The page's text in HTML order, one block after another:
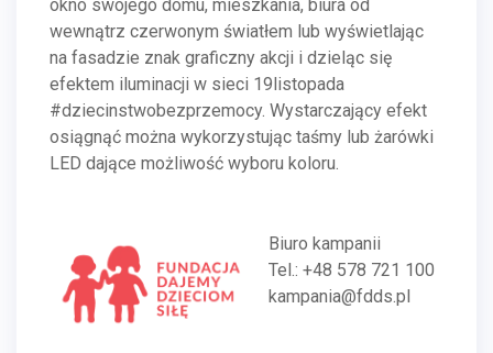
okno swojego domu, mieszkania, biura od
wewnątrz czerwonym światłem lub wyświetlając
na fasadzie znak graﬁczny akcji i dzieląc się
efektem iluminacji w sieci 19listopada
#dziecinstwobezprzemocy. Wystarczający efekt
osiągnąć można wykorzystując taśmy lub żarówki
LED dające możliwość wyboru koloru.
Biuro kampanii
Tel.: +48 578 721 100
kampania@fdds.pl